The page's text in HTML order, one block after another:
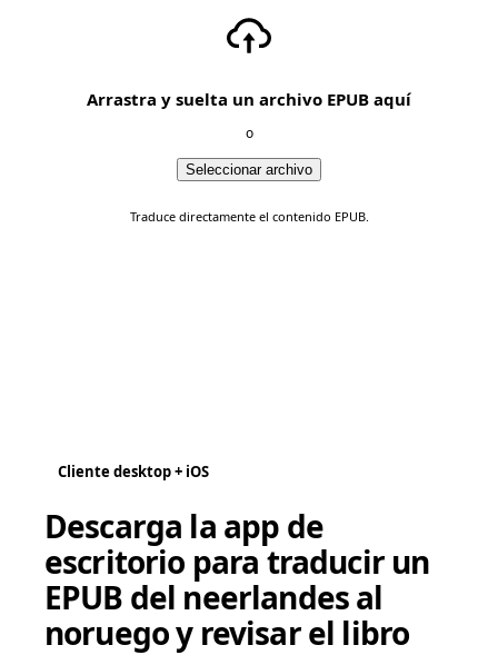
Arrastra y suelta un archivo EPUB aquí
o
Seleccionar archivo
Traduce directamente el contenido EPUB.
Cliente desktop + iOS
Descarga la app de
escritorio para traducir un
EPUB del neerlandes al
noruego y revisar el libro